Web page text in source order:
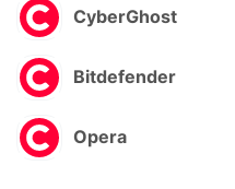
CyberGhost
Bitdefender
Opera